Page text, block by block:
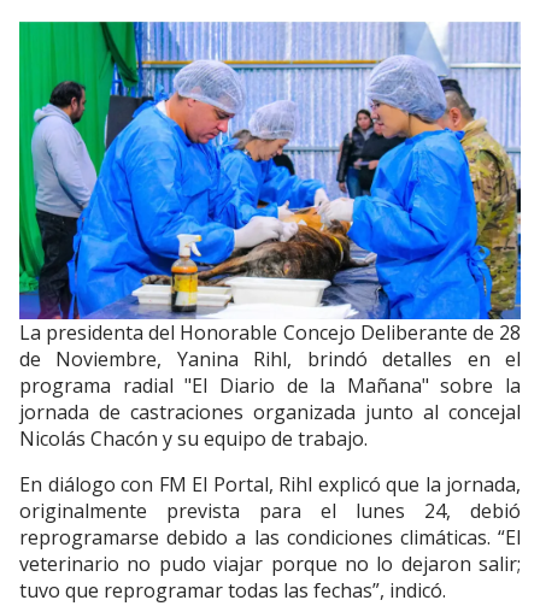
La presidenta del Honorable Concejo Deliberante de 28
de Noviembre, Yanina Rihl, brindó detalles en el
programa radial "El Diario de la Mañana" sobre la
jornada de castraciones organizada junto al concejal
Nicolás Chacón y su equipo de trabajo.
En diálogo con FM El Portal, Rihl explicó que la jornada,
originalmente prevista para el lunes 24, debió
reprogramarse debido a las condiciones climáticas. “El
veterinario no pudo viajar porque no lo dejaron salir;
tuvo que reprogramar todas las fechas”, indicó.